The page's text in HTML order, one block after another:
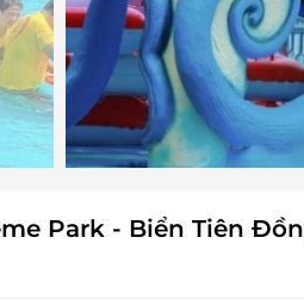
Park - Biển Tiên